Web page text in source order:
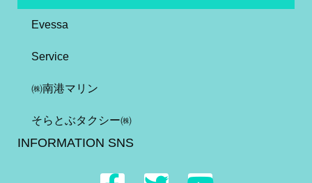
Evessa
Service
㈱南港マリン
そらとぶタクシー㈱
INFORMATION SNS